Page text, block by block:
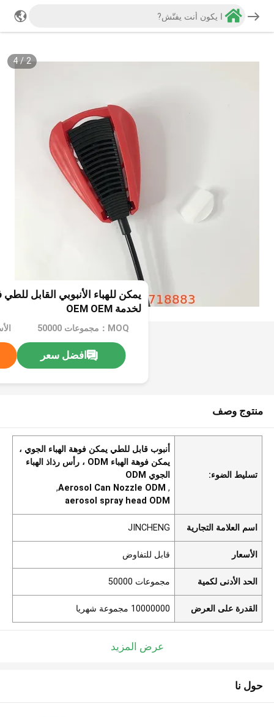
2
/
4
يمكن للهباء الأنبوبي القابل
لخدمة OEM OEM
MOQ：مجموعات 50000
افضل سعر
منتوج وصف
تسليط الضوء:
أنبوب قابل للطي يمكن فوهة الهباء الجوي ،
يمكن فوهة الهباء ODM ، رأس رذاذ الهباء
الجوي ODM
,
Aerosol Can Nozzle ODM
,
aerosol spray head ODM
اسم العلامة التجارية JINCHENG
الأسعار قابل للتفاوض
الحد الأدنى لكمية مجموعات 50000
القدرة على العرض 10000000 مجموعة شهريا
عرض المزيد
حول نا